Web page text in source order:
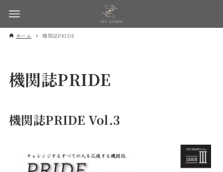
ホーム 機関誌PRIDE
機関誌PRIDE
機関誌PRIDE Vol.3